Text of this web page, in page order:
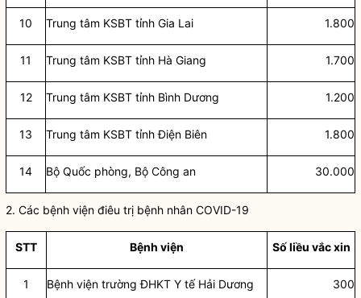
10 Trung tâm KSBT tỉnh Gia Lai 1.800
11 Trung tâm KSBT tỉnh Hà Giang 1.700
12 Trung tâm KSBT tỉnh Bình Dương 1.200
13 Trung tâm KSBT tỉnh Điện Biên 1.800
14 Bộ Quốc phòng, Bộ Công an 30.000
2. Các bệnh viện điêu trị bệnh nhân COVID-19
STT Bệnh viện Sốliều vắc xin
1 Bệnh viện trường ĐHKT Y tế Hải Dương 300